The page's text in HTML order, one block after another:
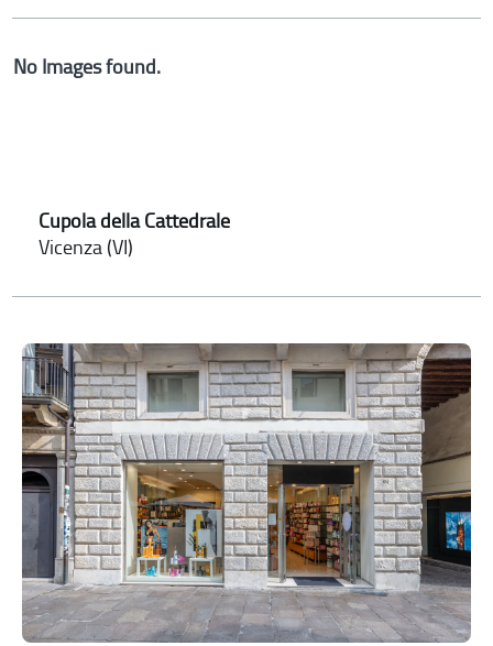
No Images found.
Cupola della Cattedrale
Vicenza (VI)